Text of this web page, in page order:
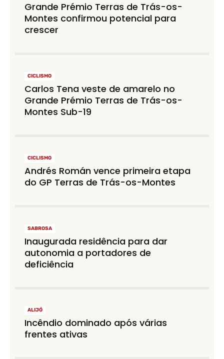
Grande Prémio Terras de Trás-os-
Montes confirmou potencial para
crescer
CICLISMO
Carlos Tena veste de amarelo no
Grande Prémio Terras de Trás-os-
Montes Sub-19
CICLISMO
Andrés Román vence primeira etapa
do GP Terras de Trás-os-Montes
SABROSA
Inaugurada residência para dar
autonomia a portadores de
deficiência
ALIJÓ
Incêndio dominado após várias
frentes ativas